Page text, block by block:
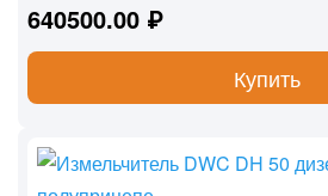
640500.00 ₽
Купить